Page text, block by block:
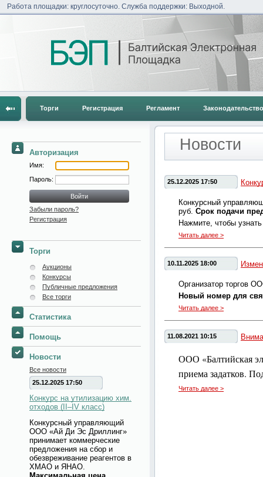
Работа площадки: круглосуточно. Служба поддержки: Выходной.
Торги Регистрация Регламент Законодательство
Авторизация
Имя:
Пароль:
Забыли пароль?
Регистрация
Торги
Аукционы
Конкурсы
Публичные предложения
Все торги
Статистика
Помощь
Новости
Все новости
25.12.2025 17:50
Конкурс на утилизацию хим.
отходов (II–IV класс)
Конкурсный управляющий
ООО «Ай Ди Эс Дриллинг»
принимает коммерческие
предложения на сбор и
обезвреживание реагентов в
ХМАО и ЯНАО.
Новости
25.12.2025 17:50
Конкурсный
руб. Срок подачи
Нажмите, чтобы
Читать далее >
10.11.2025 18:00
Организатор торгов
Новый номер для
Читать далее >
11.08.2021 10:15
ООО «Балтийская
приема задатков.
Читать далее >